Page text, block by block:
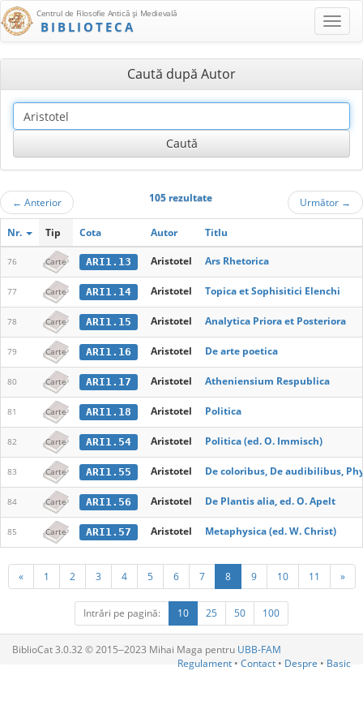
Centrul de Filosofie Antică şi Medievală
BIBLIOTECA
Caută după Autor
← Anterior 105 rezultate Următor →
Nr. Tip Cota Autor Titlu
76 Carte ARI1.13 Aristotel Ars Rhetorica
77 Carte ARI1.14 Aristotel Topica et Sophisitici Elenchi
78 Carte ARI1.15 Aristotel Analytica Priora et Posteriora
79 Carte ARI1.16 Aristotel De arte poetica
80 Carte ARI1.17 Aristotel Atheniensium Respublica
81 Carte ARI1.18 Aristotel Politica
82 Carte ARI1.54 Aristotel Politica (ed. O. Immisch)
83 Carte ARI1.55 Aristotel De coloribus, De audibilibus,
84 Carte ARI1.56 Aristotel De Plantis alia, ed. O. Apelt
85 Carte ARI1.57 Aristotel Metaphysica (ed. W. Christ)
« 1 2 3 4 5 6 7 8 9 10 11 »
Intrări pe pagină: 10 25 50 100
BiblioCat 3.0.32 © 2015‒2023 Mihai Maga pentru UBB-FAM
Regulament • Contact • Despre • Basic